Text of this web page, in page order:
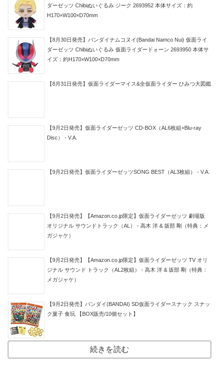
ダーゼッツ Chibiぬいぐるみ ジーク 2693952 本体サイズ：約
H170×W100×D70mm
【8月30日発売】バンダイナムコヌイ(Bandai Namco Nui) 仮面ライ
ダーゼッツ Chibiぬいぐるみ 仮面ライダードォーン 2693950 本体サ
イズ：約H170×W100×D70mm
【8月31日発売】仮面ライダーマイス&全仮面ライダー ひみつ大図鑑
【9月2日発売】仮面ライダーゼッツ CD-BOX（AL6枚組+Blu-ray
Disc） - V.A.
【9月2日発売】仮面ライダーゼッツSONG BEST（AL3枚組） - V.A.
【9月2日発売】【Amazon.co.jp限定】仮面ライダーゼッツ 劇場版
オリジナル サウンドトラック（AL） - 高木 洋 & 坂部 剛（特典：メ
ガジャケ）
【9月2日発売】【Amazon.co.jp限定】仮面ライダーゼッツ TV オリ
ジナル サウンド トラック（AL2枚組） - 高木 洋 & 坂部 剛（特典：
メガジャケ）
【9月2日発売】バンダイ(BANDAI) SD仮面ライダースナック スナッ
ク菓子 食玩 【BOX販売/10個セット】
続きを読む